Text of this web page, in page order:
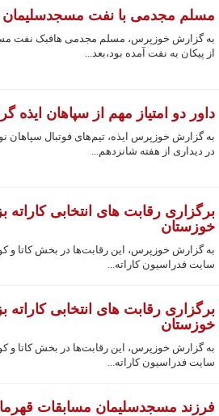
مسلم مجدمی با نفت مسجدسلیمان
به گزارش خوزپرس، مسلم مجدمی هافبک نفت
از پیکان به نفت آمده بود،بعد...
داور دو امتیاز مهم از سپاهان ایذه
به گزارش خوزپرس ایذه، تیم‌های فوتبال سپاهان
در دیداری از هفته شانزدهم...
برگزاری رقابت های انتخابی کاراته
خوزستان
به گزارش خوزپرس، این رقابت‌ها در بخش کاتا و
سایت فدراسیون کاراته...
برگزاری رقابت های انتخابی کاراته
خوزستان
به گزارش خوزپرس، این رقابت‌ها در بخش کاتا و
سایت فدراسیون کاراته...
فرزند مسجدسلیمان مسابقات